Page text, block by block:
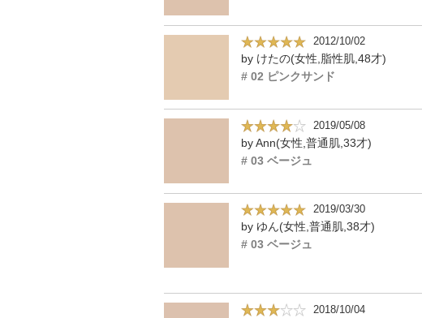
2012/10/02
by けたの(女性,脂性肌,48才)
# 02 ピンクサンド
2019/05/08
by Ann(女性,普通肌,33才)
# 03 ベージュ
2019/03/30
by ゆん(女性,普通肌,38才)
# 03 ベージュ
2018/10/04